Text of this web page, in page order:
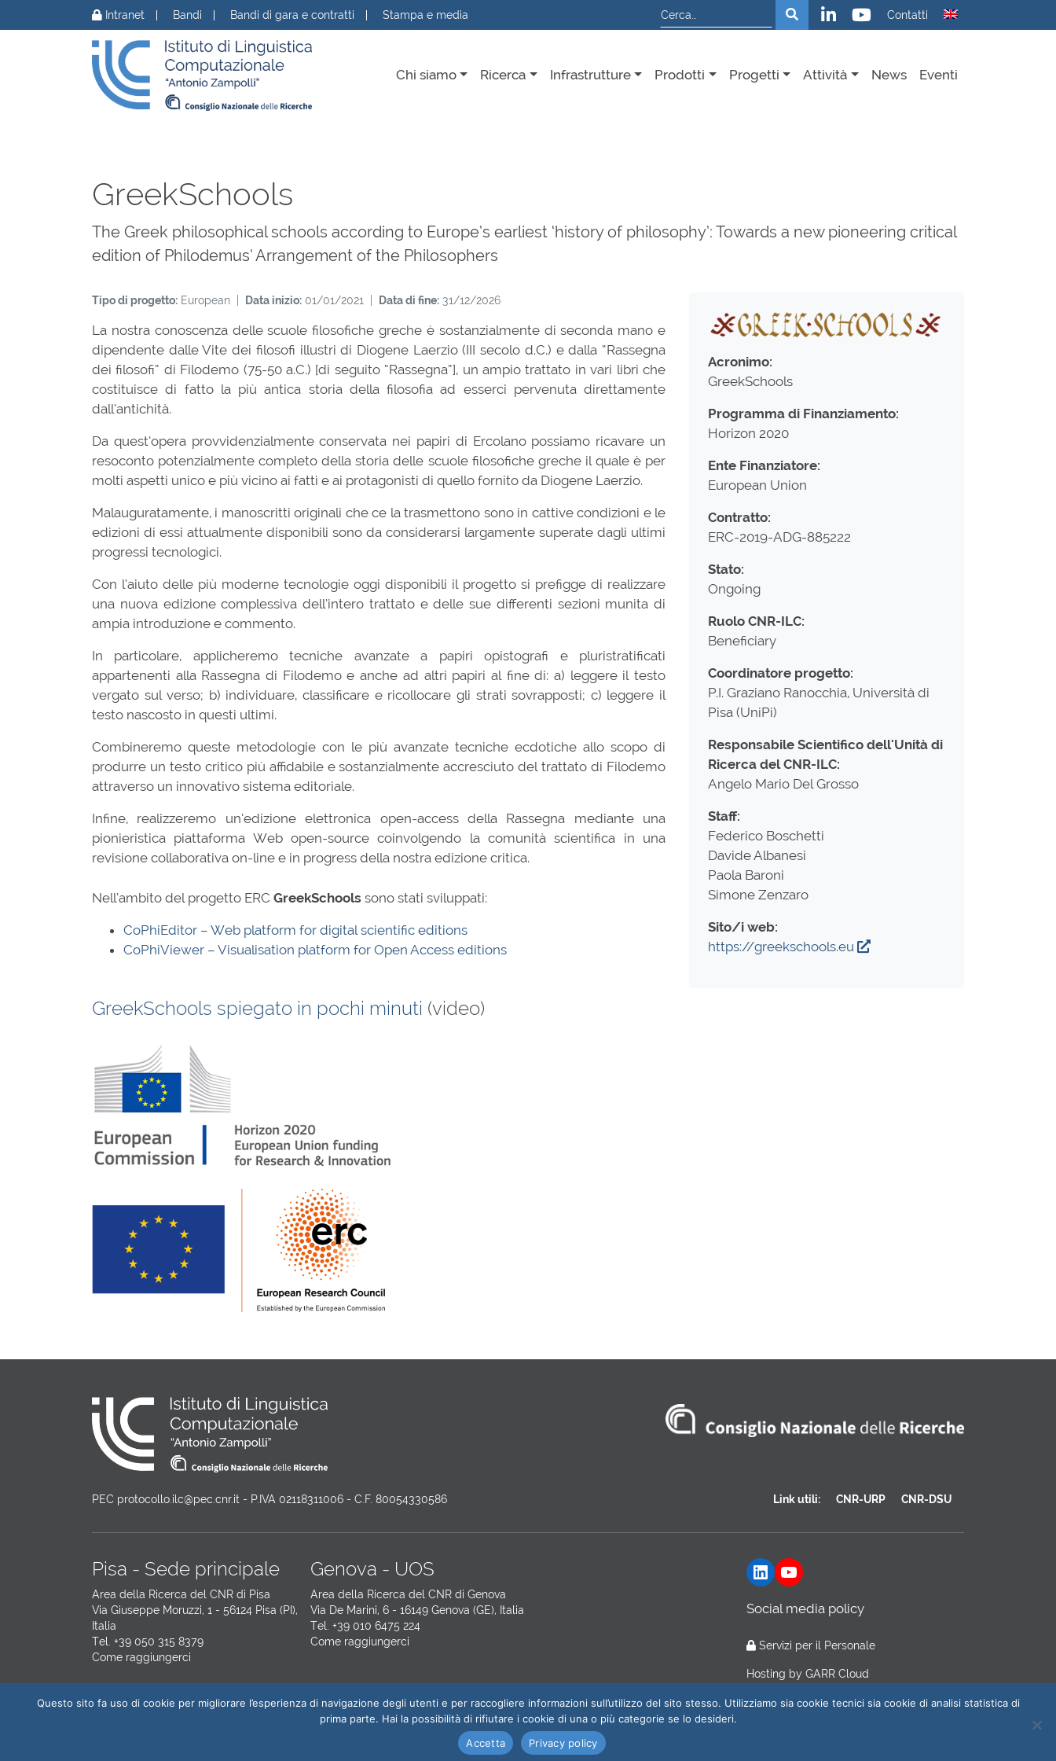
Vai al contenuto Intranet Bandi Bandi di gara e contratti Stampa e media Cerca Contatti
Chi siamo Ricerca Infrastrutture Prodotti Progetti Attività News Eventi
GreekSchools
The Greek philosophical schools according to Europe’s earliest ‘history of philosophy’: Towards a new pioneering critical
edition of Philodemus’ Arrangement of the Philosophers
Tipo di progetto: European | Data inizio: 01/01/2021 | Data di fine: 31/12/2026
La nostra conoscenza delle scuole filosofiche greche è sostanzialmente di seconda mano e
dipendente dalle Vite dei filosofi illustri di Diogene Laerzio (III secolo d.C.) e dalla “Rassegna
dei filosofi” di Filodemo (75-50 a.C.) [di seguito “Rassegna”], un ampio trattato in vari libri che
costituisce di fatto la più antica storia della filosofia ad esserci pervenuta direttamente
dall’antichità.
Da quest’opera provvidenzialmente conservata nei papiri di Ercolano possiamo ricavare un
resoconto potenzialmente completo della storia delle scuole filosofiche greche il quale è per
molti aspetti unico e più vicino ai fatti e ai protagonisti di quello fornito da Diogene Laerzio.
Malauguratamente, i manoscritti originali che ce la trasmettono sono in cattive condizioni e le
edizioni di essi attualmente disponibili sono da considerarsi largamente superate dagli ultimi
progressi tecnologici.
Con l’aiuto delle più moderne tecnologie oggi disponibili il progetto si prefigge di realizzare
una nuova edizione complessiva dell’intero trattato e delle sue differenti sezioni munita di
ampia introduzione e commento.
In particolare, applicheremo tecniche avanzate a papiri opistografi e pluristratificati
appartenenti alla Rassegna di Filodemo e anche ad altri papiri al fine di: a) leggere il testo
vergato sul verso; b) individuare, classificare e ricollocare gli strati sovrapposti; c) leggere il
testo nascosto in questi ultimi.
Combineremo queste metodologie con le più avanzate tecniche ecdotiche allo scopo di
produrre un testo critico più affidabile e sostanzialmente accresciuto del trattato di Filodemo
attraverso un innovativo sistema editoriale.
Infine, realizzeremo un’edizione elettronica open-access della Rassegna mediante una
pionieristica piattaforma Web open-source coinvolgendo la comunità scientifica in una
revisione collaborativa on-line e in progress della nostra edizione critica.
Nell’ambito del progetto ERC GreekSchools sono stati sviluppati:
CoPhiEditor – Web platform for digital scientific editions
CoPhiViewer – Visualisation platform for Open Access editions
GreekSchools spiegato in pochi minuti (video)
Acronimo:
GreekSchools
Programma di Finanziamento:
Horizon 2020
Ente Finanziatore:
European Union
Contratto:
ERC-2019-ADG-885222
Stato:
Ongoing
Ruolo CNR-ILC:
Beneficiary
Coordinatore progetto:
P.I. Graziano Ranocchia, Università di
Pisa (UniPi)
Responsabile Scientifico dell'Unità di
Ricerca del CNR-ILC:
Angelo Mario Del Grosso
Staff:
Federico Boschetti
Davide Albanesi
Paola Baroni
Simone Zenzaro
Sito/i web:
https://greekschools.eu
PEC protocollo.ilc@pec.cnr.it - P.IVA 02118311006 - C.F. 80054330586 Link utili: CNR-URP CNR-DSU
Pisa - Sede principale
Area della Ricerca del CNR di Pisa
Via Giuseppe Moruzzi, 1 - 56124 Pisa (PI),
Italia
Tel. +39 050 315 8379
Come raggiungerci
Genova - UOS
Area della Ricerca del CNR di Genova
Via De Marini, 6 - 16149 Genova (GE), Italia
Tel. +39 010 6475 224
Come raggiungerci
LinkedIn YouTube
Social media policy
Servizi per il Personale
Hosting by GARR Cloud
Amministrazione trasparente
Questo sito fa uso di cookie per migliorare l’esperienza di navigazione degli utenti e per raccogliere informazioni sull’utilizzo del sito stesso. Utilizziamo sia cookie tecnici sia cookie di analisi statistica di
prima parte. Hai la possibilità di rifiutare i cookie di una o più categorie se lo desideri.
Accetta
Privacy policy